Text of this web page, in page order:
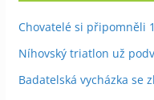
Chovatelé si připomněli
Níhovský triatlon už
Badatelská vycházka se